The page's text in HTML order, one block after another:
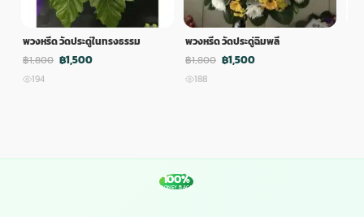
พวงหรีด วัดประดู่ในทรงธรรม
฿1,800 ฿1,500
194
พวงหรีด วัดประดู่ฉิมพลี
฿1,800 ฿1,500
188
100%
MONEY BACK